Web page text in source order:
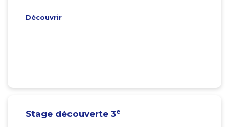
Découvrir
Stage découverte 3e